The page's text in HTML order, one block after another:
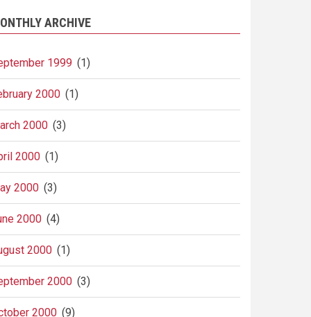
ARCHIVE
1999 (1)
2000 (1)
2000 (3)
2000 (1)
2000 (3)
2000 (4)
2000 (1)
2000 (3)
2000 (9)